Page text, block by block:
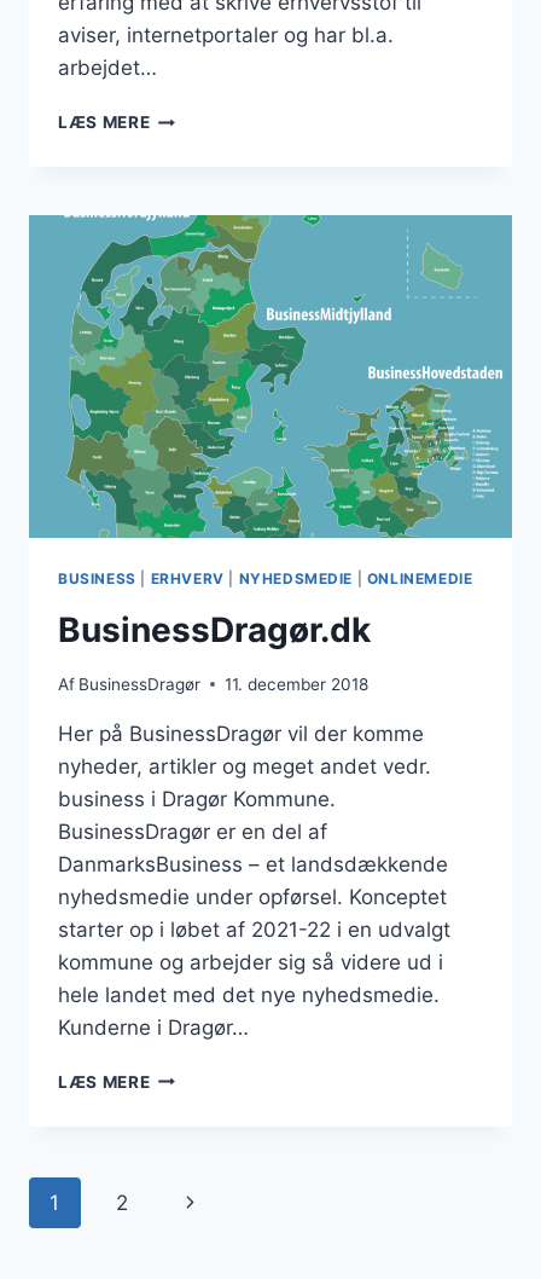
aviser, internetportaler og har bl.a.
arbejdet…
LÆS MEREDANMARKSBUSINESS
PÅ
REDAKTØREN
TIL
NYHEDSMEDIET
BUSINESS ERHVERV NYHEDSMEDIE ONLINEMEDIE
BusinessDragør.dk
Af BusinessDragør 11. december 2018
Her på BusinessDragør vil der komme
nyheder, artikler og meget andet vedr.
business i Dragør Kommune.
BusinessDragør er en del af
DanmarksBusiness – et landsdækkende
nyhedsmedie under opførsel. Konceptet
starter op i løbet af 2021-22 i en udvalgt
kommune og arbejder sig så videre ud i
hele landet med det nye nyhedsmedie.
Kunderne i Dragør…
LÆS MEREBUSINESSDRAGØR.DK
Side
1 2
Næste